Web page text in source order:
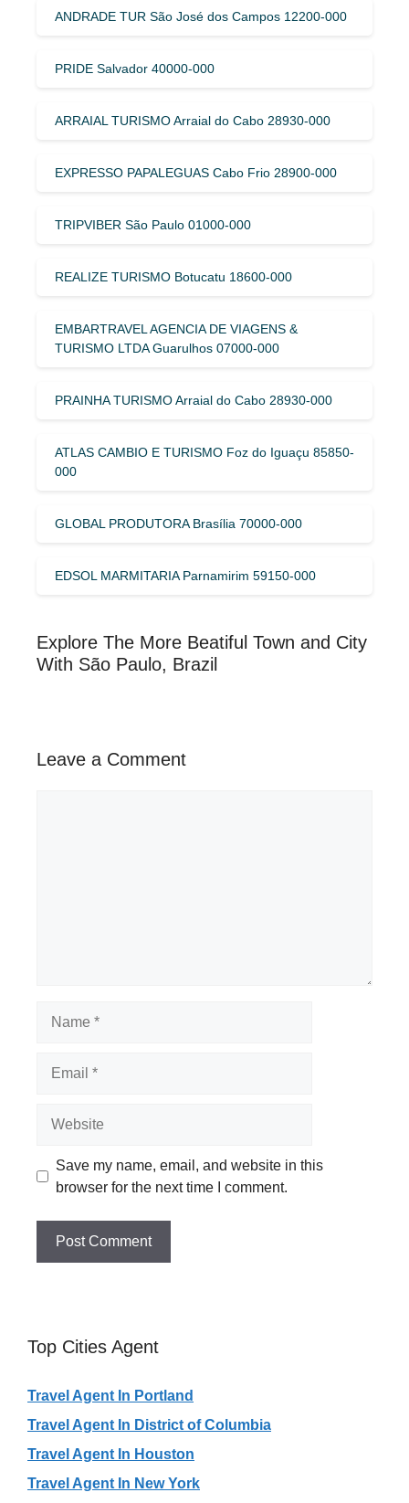
ANDRADE TUR São José dos Campos 12200-000
PRIDE Salvador 40000-000
ARRAIAL TURISMO Arraial do Cabo 28930-000
EXPRESSO PAPALEGUAS Cabo Frio 28900-000
TRIPVIBER São Paulo 01000-000
REALIZE TURISMO Botucatu 18600-000
EMBARTRAVEL AGENCIA DE VIAGENS &
TURISMO LTDA Guarulhos 07000-000
PRAINHA TURISMO Arraial do Cabo 28930-000
ATLAS CAMBIO E TURISMO Foz do Iguaçu 85850-
000
GLOBAL PRODUTORA Brasília 70000-000
EDSOL MARMITARIA Parnamirim 59150-000
Explore The More Beatiful Town and City
With São Paulo, Brazil
Leave a Comment
Save my name, email, and website in this
browser for the next time I comment.
Top Cities Agent
Travel Agent In Portland
Travel Agent In District of Columbia
Travel Agent In Houston
Travel Agent In New York